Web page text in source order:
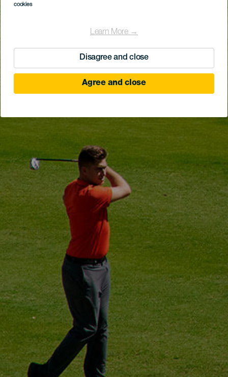
cookies
Learn More →
Disagree and close
Agree and close